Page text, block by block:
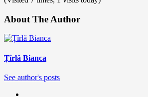
About The Author
Țîrlă Bianca
See author's posts